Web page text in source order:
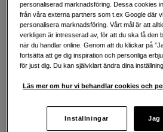
Delbetala från 151 SEK/mån via
Exempel: 48 mån, 151 SEK/mån, totalt 7 827
Startavgift 579 SEK, aviavgift 45 SEK/mån
riskerar du en betalningsanmärkning. Det kan
personaliserad marknadsföring. Dessa cookies
från våra externa partners som t.ex Google där
personalisera marknadsföring. Vårt mål är att
verkligen är intresserad av, för att du ska få den
när du handlar online. Genom att du klickar på
fortsätta att ge dig inspiration och personliga
för just dig. Du kan självklart ändra dina
Läs mer om hur vi behandlar cookies och
Inställningar Jag